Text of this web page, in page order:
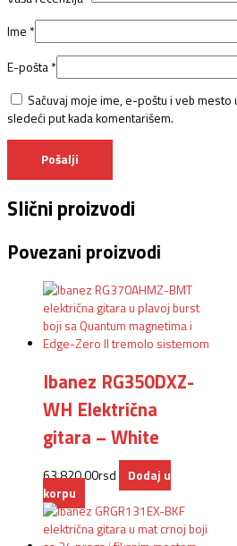
Ime *
E-pošta *
Sačuvaj moje ime, e-poštu i veb
sledeći put kada komentarišem.
Slični proizvodi
Povezani proizvodi
Ibanez RG350DXZ-
WH Električna
gitara – White
63.820,00rsd
Dodaj u
korpu